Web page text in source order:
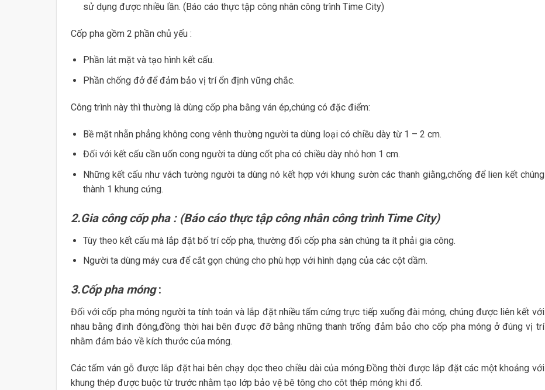
sử dụng được nhiều lần. (Báo cáo thực tập công nhân công trình Time City)
Cốp pha gồm 2 phần chủ yếu :
Phần lát mặt và tạo hình kết cấu.
Phần chống đở để đảm bảo vị trí ổn định vững chắc.
Công trình này thì thường là dùng cốp pha bằng ván ép,chúng có đặc điểm:
Bề mặt nhẵn phẳng không cong vênh thường người ta dùng loại có chiều dày từ 1 – 2 cm.
Đối với kết cấu cần uốn cong người ta dùng cốt pha có chiều dày nhỏ hơn 1 cm.
Những kết cấu như vách tường người ta dùng nó kết hợp với khung sườn các thanh giằng,chống để lien kết chúng
thành 1 khung cứng.
2.Gia công cốp pha : (Báo cáo thực tập công nhân công trình Time City)
Tùy theo kết cấu mà lắp đặt bố trí cốp pha, thường đối cốp pha sàn chúng ta ít phải gia công.
Người ta dùng máy cưa để cắt gọn chúng cho phù hợp với hình dạng của các cột dầm.
3.Cốp pha móng:
Đối với cốp pha móng người ta tính toán và lắp đặt nhiều tấm cứng trực tiếp xuống đài móng, chúng được liên kết với
nhau bằng đinh đóng,đồng thời hai bên được đỡ bằng những thanh trống đảm bảo cho cốp pha móng ở đúng vị trí
nhằm đảm bảo về kích thước của móng.
Các tấm ván gỗ được lắp đặt hai bên chạy dọc theo chiều dài của móng.Đồng thời được lắp đặt các một khoảng với
khung thép được buộc từ trước nhằm tạo lớp bảo vệ bê tông cho côt thép móng khi đổ.